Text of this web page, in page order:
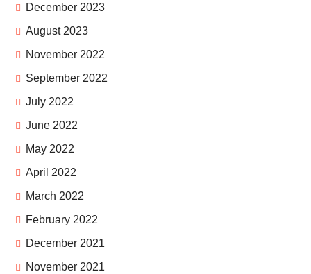
December 2023
August 2023
November 2022
September 2022
July 2022
June 2022
May 2022
April 2022
March 2022
February 2022
December 2021
November 2021